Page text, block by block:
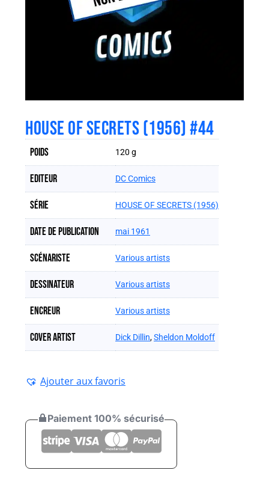
HOUSE OF SECRETS (1956) #44
Poids 120 g
Editeur DC Comics
Série HOUSE OF SECRETS (1956)
Date de publication mai 1961
Scénariste Various artists
Dessinateur Various artists
Encreur Various artists
Cover artist Dick Dillin,Sheldon Moldoff
Ajouter aux favoris
Paiement 100% sécurisé